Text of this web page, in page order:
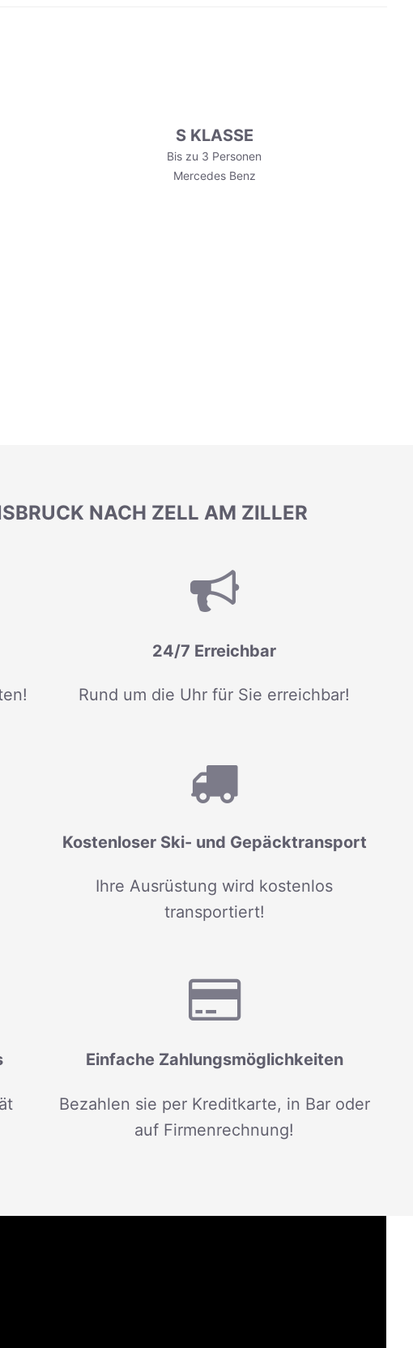
S KLASSE
Bis zu 3 Personen
Mercedes Benz
NACH ZELL AM ZILLER
24/7 Erreichbar
Rund um die Uhr für Sie erreichbar!
Kostenloser Ski- und Gepäcktransport
Ihre Ausrüstung wird kostenlos
transportiert!
Einfache Zahlungsmöglichkeiten
Bezahlen sie per Kreditkarte, in Bar oder
auf Firmenrechnung!